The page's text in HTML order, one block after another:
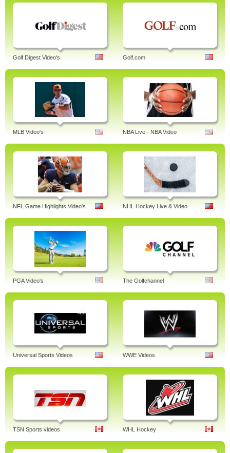
Golf Digest Video's Golf.com
MLB Video's NBA Live - NBA Video
NFL Game Highlights Video's NHL Hockey Live & Video
PGA Video's The Golfchannel
Universal Sports Videos WWE Videos
TSN Sports videos WHL Hockey